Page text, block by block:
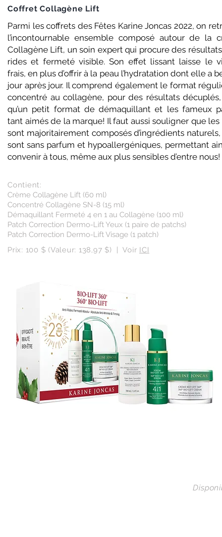
Coffret Collagène Lift
Parmi les coffrets des Fêtes Karine Joncas 2022, on
l’incontournable ensemble composé autour de la
Collagène Lift, un soin expert qui procure des
rides et fermeté visible. Son effet lissant laisse le
frais, en plus d’offrir à la peau l’hydratation dont elle a
jour après jour. Il comprend également le format
concentré au collagène, pour des résultats
qu’un petit format de démaquillant et les fameux
tant aimés de la marque! Il faut aussi souligner que les
sont majoritairement composés d’ingrédients naturels,
sont sans parfum et hypoallergéniques, permettant
convenir à tous, même aux plus sensibles d’entre nous!
Contient:
Crème Collagène Lift (60 ml)
Concentré Collagène SN-8 (15 ml)
Démaquillant Fermeté 4 en 1 au Collagène (100 ml)
Patch Correction Dermo-Lift Yeux (1 paire de patchs)
Patch Correction Dermo-Lift Visage (1 patch)​
Prix: 100 $ (Valeur: 138,97 $) | Voir ICI